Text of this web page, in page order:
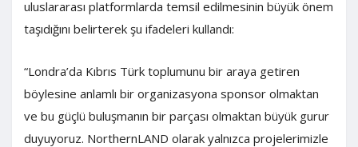
uluslararası platformlarda temsil edilmesinin büyük önem
taşıdığını belirterek şu ifadeleri kullandı:
“Londra’da Kıbrıs Türk toplumunu bir araya getiren
böylesine anlamlı bir organizasyona sponsor olmaktan
ve bu güçlü buluşmanın bir parçası olmaktan büyük gurur
duyuyoruz. NorthernLAND olarak yalnızca projelerimizle